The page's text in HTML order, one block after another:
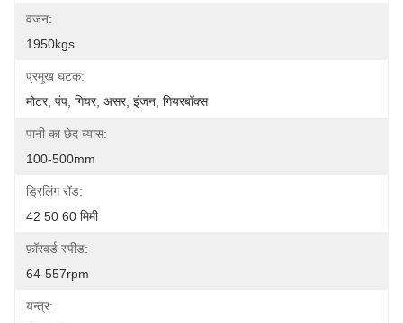
वजन:
1950kgs
प्रमुख घटक:
मोटर, पंप, गियर, असर, इंजन, गियरबॉक्स
पानी का छेद व्यास:
100-500mm
ड्रिलिंग रॉड:
42 50 60 मिमी
फ़ॉरवर्ड स्पीड:
64-557rpm
यन्त्र: